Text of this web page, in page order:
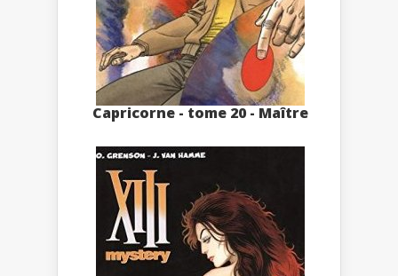
Capricorne - tome 20 - Maître